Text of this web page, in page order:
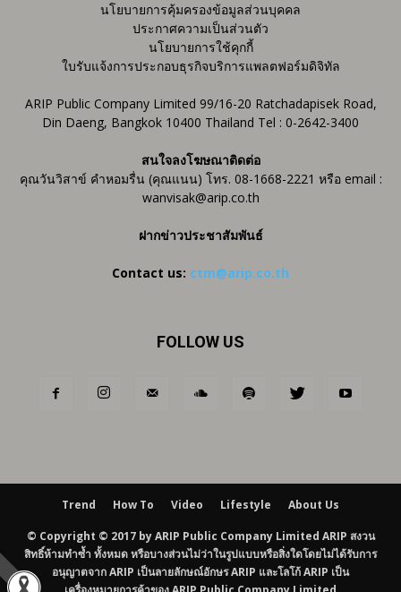
นโยบายการคุ้มครองข้อมูลส่วนบุคคล
ประกาศความเป็นส่วนตัว
นโยบายการใช้คุกกี้
ใบรับแจ้งการประกอบธุรกิจบริการแพลตฟอร์มดิจิทัล
ARIP Public Company Limited 99/16-20 Ratchadapisek Road,
Din Daeng, Bangkok 10400 Thailand Tel : 0-2642-3400
สนใจลงโฆษณาติดต่อ
คุณวันวิสาข์ คำหอมรื่น (คุณแนน) โทร. 08-1668-2221 หรือ email :
wanvisak@arip.co.th
ฝากข่าวประชาสัมพันธ์
Contact us: ctm@arip.co.th
FOLLOW US
Trend How To Video Lifestyle About Us
© Copyright © 2017 by ARIP Public Company Limited ARIP สงวน
สิทธิ์ห้ามทำซ้ำ ทั้งหมด หรือบางส่วนไม่ว่าในรูปแบบหรือสิ่งใดโดยไม่ได้รับการ
อนุญาตจาก ARIP เป็นลายลักษณ์อักษร ARIP และโลโก้ ARIP เป็น